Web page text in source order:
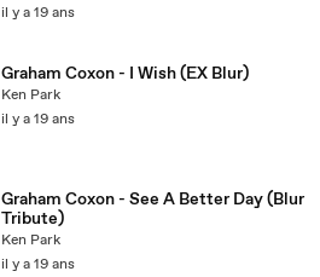
il y a 19 ans
Graham Coxon - I Wish (EX Blur)
Ken Park
il y a 19 ans
Graham Coxon - See A Better Day (Blur
Tribute)
Ken Park
il y a 19 ans